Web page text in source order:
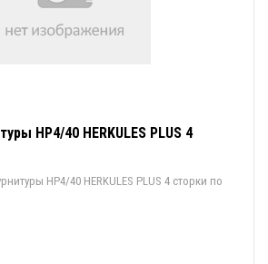
HP4/40 HERKULES PLUS 4
HP4/40 HERKULES PLUS 4 сторки по